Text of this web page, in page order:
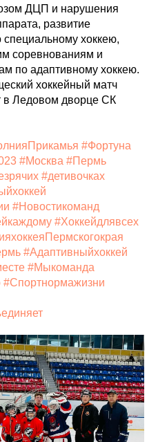
ДЦП и нарушения
развитие
хоккею,
соревнованиям и
по адаптивному хоккею.
хоккейный матч
в Ледовом дворце СК
#Фортуна
#Москва #Пермь
#детивочках
#Новостикоманд
#Хоккейдлявсех
#Адаптивныйхоккей
#Мыкоманда
#Спортнормажизни